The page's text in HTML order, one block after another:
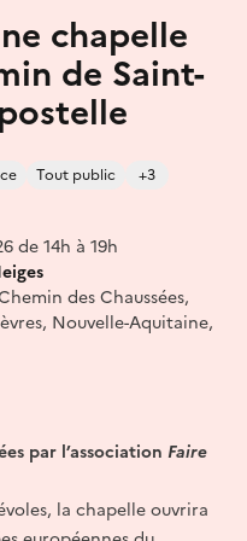
chapelle
de Saint-
Tout public +3
de 14h à 19h
des Chaussées,
Nouvelle-Aquitaine,
par l’association Faire
la chapelle ouvrira